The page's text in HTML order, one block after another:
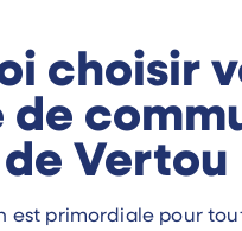
choisir
de
Vertou
est primordiale pour